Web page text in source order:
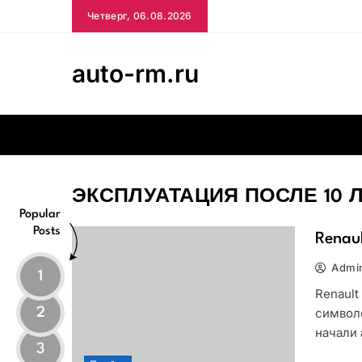
Четверг, 06.08.2026
auto-rm.ru
Popular
Posts
1
2
3
ЭКСПЛУАТАЦИЯ ПОСЛЕ 10
начали